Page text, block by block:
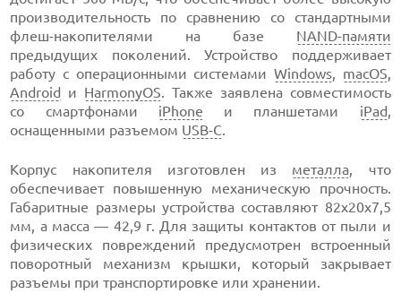
производительность по сравнению со стандартными
флеш-накопителями на базе NAND-памяти
предыдущих поколений. Устройство поддерживает
работу с операционными системамиWindows, macOS,
Android и HarmonyOS. Также заявлена совместимость
со смартфонами iPhone и планшетами iPad,
оснащенными разъемом USB-C.
Корпус накопителя изготовлен из металла, что
обеспечивает повышенную механическую прочность.
Габаритные размеры устройства составляют 82х20х7,5
мм, а масса — 42,9 г. Для защиты контактов от пыли и
физических повреждений предусмотрен встроенный
поворотный механизм крышки, который закрывает
разъемы при транспортировке или хранении.